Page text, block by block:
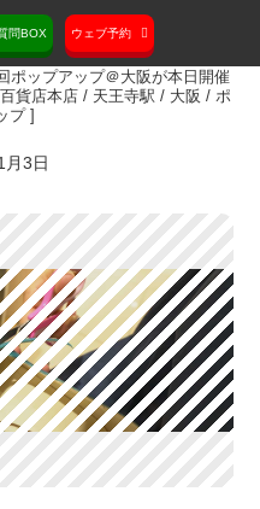
質問BOX ウェブ予約
ポップアップ＠大阪が本日開催
貨店本店 / 天王寺駅 / 大阪 / ポ
プ ]
月3日